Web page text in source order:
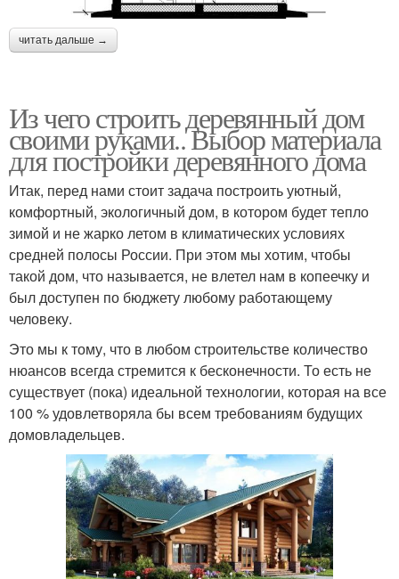
читать дальше →
Из чего строить деревянный дом
своими руками.. Выбор материала
для постройки деревянного дома
Итак, перед нами стоит задача построить уютный,
комфортный, экологичный дом, в котором будет тепло
зимой и не жарко летом в климатических условиях
средней полосы России. При этом мы хотим, чтобы
такой дом, что называется, не влетел нам в копеечку и
был доступен по бюджету любому работающему
человеку.
Это мы к тому, что в любом строительстве количество
нюансов всегда стремится к бесконечности. То есть не
существует (пока) идеальной технологии, которая на все
100 % удовлетворяла бы всем требованиям будущих
домовладельцев.